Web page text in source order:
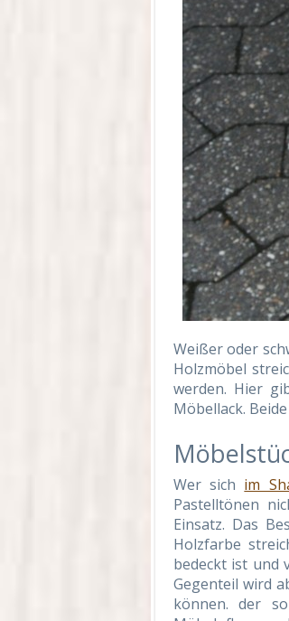
Weißer oder
Holzmöbel
werden. Hier
Möbellack.
Wer sich im
Pastelltönen
Einsatz. Das
Holzfarbe
bedeckt ist und
Gegenteil wird
können. der